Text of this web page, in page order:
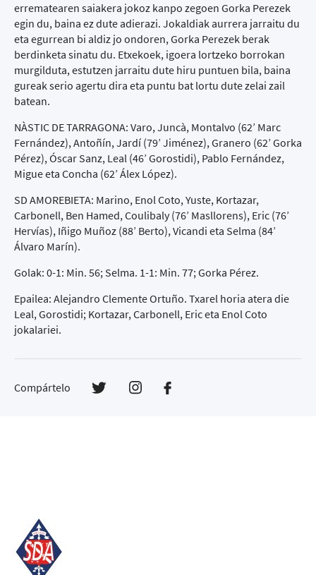
errematearen saiakera jokoz kanpo zegoen Gorka Perezek
egin du, baina ez dute adierazi. Jokaldiak aurrera jarraitu du
eta egurrean bi aldiz jo ondoren, Gorka Perezek berak
berdinketa sinatu du. Etxekoek, igoera lortzeko borrokan
murgilduta, estutzen jarraitu dute hiru puntuen bila, baina
gureak serio agertu dira eta puntu bat lortu dute zelai zail
batean.
NÀSTIC DE TARRAGONA: Varo, Juncà, Montalvo (62’ Marc
Fernández), Antoñín, Jardí (79’ Jiménez), Granero (62’ Gorka
Pérez), Óscar Sanz, Leal (46’ Gorostidi), Pablo Fernández,
Migue eta Concha (62’ Álex López).
SD AMOREBIETA: Marino, Enol Coto, Yuste, Kortazar,
Carbonell, Ben Hamed, Coulibaly (76’ Masllorens), Eric (76’
Hervías), Iñigo Muñoz (88’ Berto), Vicandi eta Selma (84’
Álvaro Marín).
Golak: 0-1: Min. 56; Selma. 1-1: Min. 77; Gorka Pérez.
Epailea: Alejandro Clemente Ortuño. Txarel horia atera die
Leal, Gorostidi; Kortazar, Carbonell, Eric eta Enol Coto
jokalariei.
Compártelo